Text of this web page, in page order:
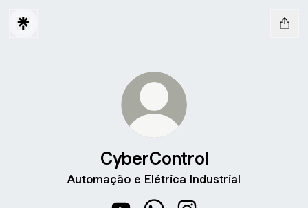
CyberControl
Automação e Elétrica Industrial